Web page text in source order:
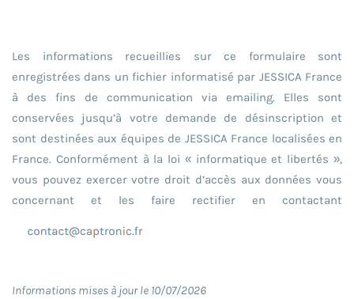
Les informations recueillies sur ce formulaire sont
enregistrées dans un fichier informatisé par JESSICA France
à des fins de communication via emailing. Elles sont
conservées jusqu’à votre demande de désinscription et
sont destinées aux équipes de JESSICA France localisées en
France. Conformément à la loi « informatique et libertés »,
vous pouvez exercer votre droit d’accès aux données vous
concernant et les faire rectifier en contactant
Informations mises à jour le 10/07/2026